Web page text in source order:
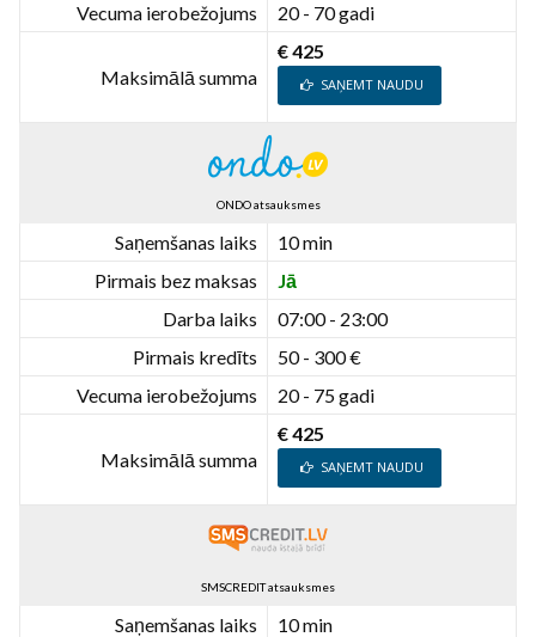
Vecuma ierobežojums
20 - 70 gadi
Maksimālā summa
€ 425
SAŅEMT NAUDU
ONDO atsauksmes
Saņemšanas laiks
10 min
Pirmais bez maksas
Jā
Darba laiks
07:00 - 23:00
Pirmais kredīts
50 - 300 €
Vecuma ierobežojums
20 - 75 gadi
Maksimālā summa
€ 425
SAŅEMT NAUDU
SMSCREDIT atsauksmes
Saņemšanas laiks
10 min